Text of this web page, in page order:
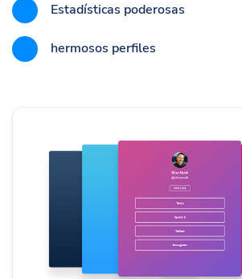
Estadísticas poderosas
hermosos perfiles